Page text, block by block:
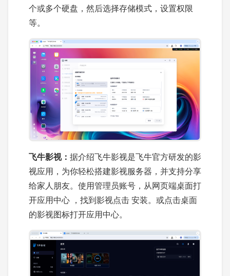
个或多个硬盘，然后选择存储模式，设置权限
等。
飞牛影视： 据介绍飞牛影视是飞牛官方研发的影
视应用，为你轻松搭建影视服务器，并支持分享
给家人朋友。使用管理员账号，从网页端桌面打
开应用中心 ，找到影视点击 安装。或点击桌面
的影视图标打开应用中心。